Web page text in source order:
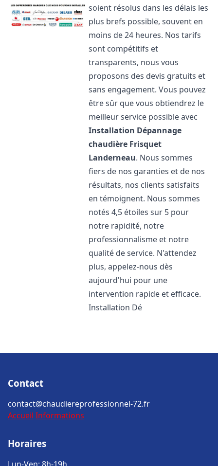
soient résolus dans les délais les
plus brefs possible, souvent en
moins de 24 heures. Nos tarifs
sont compétitifs et
transparents, nous vous
proposons des devis gratuits et
sans engagement. Vous pouvez
être sûr que vous obtiendrez le
meilleur service possible avec
Installation Dépannage
chaudière Frisquet
Landerneau. Nous sommes
fiers de nos garanties et de nos
résultats, nos clients satisfaits
en témoignent. Nous sommes
notés 4,5 étoiles sur 5 pour
notre rapidité, notre
professionnalisme et notre
qualité de service. N'attendez
plus, appelez-nous dès
aujourd'hui pour une
intervention rapide et efficace.
Installation Dé
Contact
contact@chaudiereprofessionnel-72.fr
Accueil Informations
Horaires